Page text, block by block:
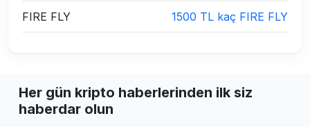
FIRE FLY 1500 TL kaç FIRE FLY
Her gün kripto haberlerinden ilk siz
haberdar olun